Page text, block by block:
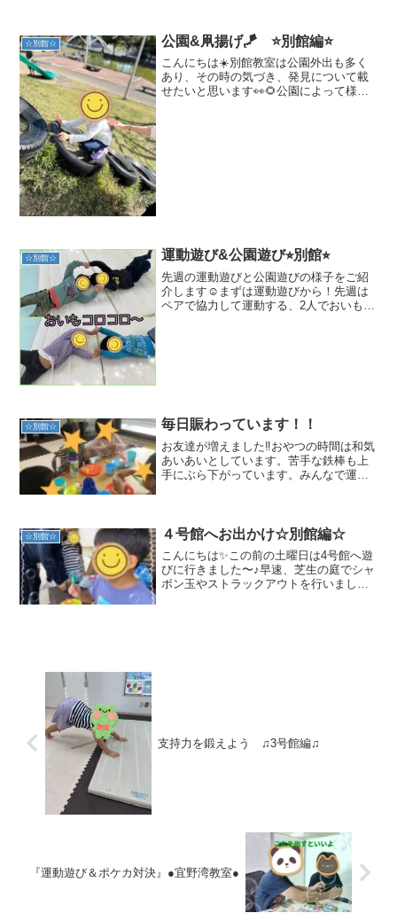
☆別館☆ 公園&凧揚げ🪁 ⭐別館編⭐
こんにちは☀️別館教室は公園外出も多く
あり、その時の気づき、発見について載
せたいと思います👀🌻公園によって様々
☆別館☆ 運動遊び&公園遊び⭐︎別館⭐︎
先週の運動遊びと公園遊びの様子をご紹
介します☺️まずは運動遊びから！先週は
ペアで協力して運動する、2人でおいもコ
☆別館☆ 毎日賑わっています！！
お友達が増えました‼︎おやつの時間は和気
あいあいとしています。苦手な鉄棒も上
手にぶら下がっています。みんなで運動
おります。TEL...
☆別館☆ ４号館へお出かけ☆別館編☆
こんにちは✨この前の土曜日は4号館へ遊
びに行きました〜♪早速、芝生の庭でシャ
ボン玉やストラックアウトを行いました
支持力を鍛えよう ♫3号館編♫
『運動遊び＆ポケカ対決』●宜野湾教室●